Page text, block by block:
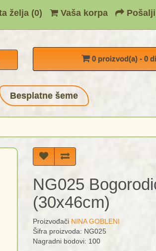
želja (0) Vaša korpa
0 proizvod(a) - 0
Besplatne šeme
NG025
(30x46cm)
Proizvođači NINA GOBLENI
Šifra proizvoda: NG025
Nagradni bodovi: 100